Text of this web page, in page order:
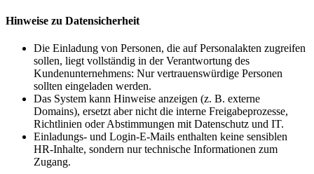
Hinweise zu Datensicherheit
Die Einladung von Personen, die auf Personalakten zugreifen
sollen, liegt vollständig in der Verantwortung des
Kundenunternehmens: Nur vertrauenswürdige Personen
sollten eingeladen werden.
Das System kann Hinweise anzeigen (z. B. externe
Domains), ersetzt aber nicht die interne Freigabeprozesse,
Richtlinien oder Abstimmungen mit Datenschutz und IT.
Einladungs- und Login-E-Mails enthalten keine sensiblen
HR-Inhalte, sondern nur technische Informationen zum
Zugang.